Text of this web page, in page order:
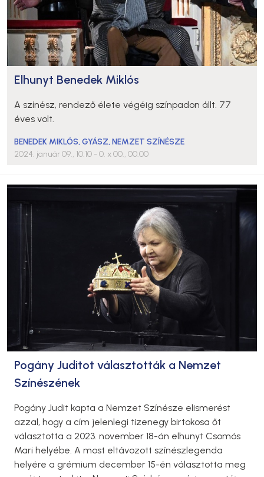
Elhunyt Benedek Miklós
A színész, rendező élete végéig színpadon állt. 77
éves volt.
BENEDEK MIKLÓS,GYÁSZ,NEMZET SZÍNÉSZE
2024. január 09., 10:10 - 0. x 00., 00:00
Pogány Juditot választották a Nemzet
Színészének
Pogány Judit kapta a Nemzet Színésze elismerést
azzal, hogy a cím jelenlegi tizenegy birtokosa őt
választotta a 2023. november 18-án elhunyt Csomós
Mari helyébe. A most eltávozott színészlegenda
helyére a grémium december 15-én választotta meg